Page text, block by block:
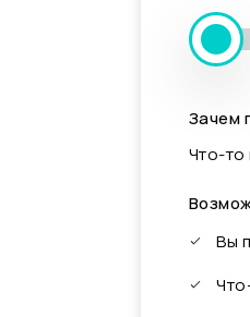
Зачем
Что-то
Вы